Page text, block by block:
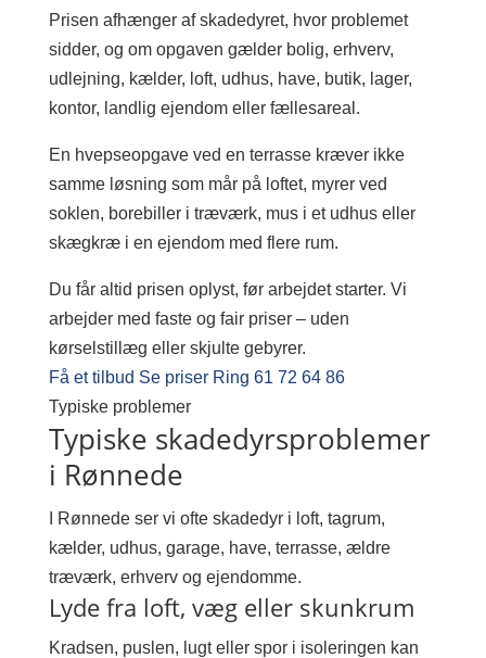
Prisen afhænger af skadedyret, hvor problemet
sidder, og om opgaven gælder bolig, erhverv,
udlejning, kælder, loft, udhus, have, butik, lager,
kontor, landlig ejendom eller fællesareal.
En hvepseopgave ved en terrasse kræver ikke
samme løsning som mår på loftet, myrer ved
soklen, borebiller i træværk, mus i et udhus eller
skægkræ i en ejendom med flere rum.
Du får altid prisen oplyst, før arbejdet starter. Vi
arbejder med faste og fair priser – uden
kørselstillæg eller skjulte gebyrer.
Få et tilbud Se priser Ring 61 72 64 86
Typiske problemer
Typiske skadedyrsproblemer
i Rønnede
I Rønnede ser vi ofte skadedyr i loft, tagrum,
kælder, udhus, garage, have, terrasse, ældre
træværk, erhverv og ejendomme.
Lyde fra loft, væg eller skunkrum
Kradsen, puslen, lugt eller spor i isoleringen kan